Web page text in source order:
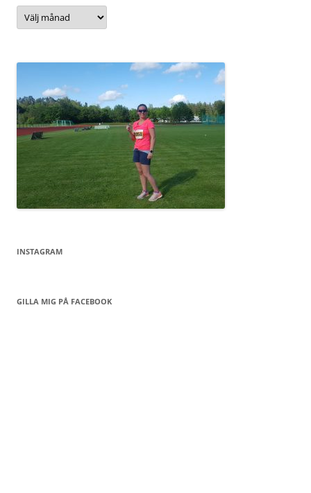
Arkiv
INSTAGRAM
GILLA MIG PÅ FACEBOOK